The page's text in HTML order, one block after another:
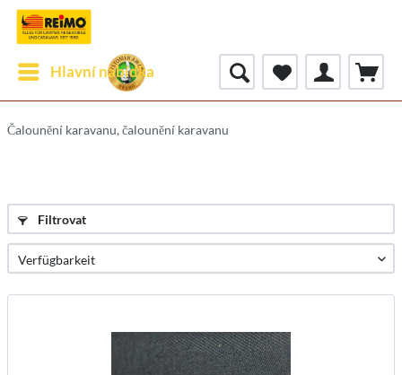
Hlavní nabídka
Čalounění karavanu, čalounění karavanu
Filtrovat